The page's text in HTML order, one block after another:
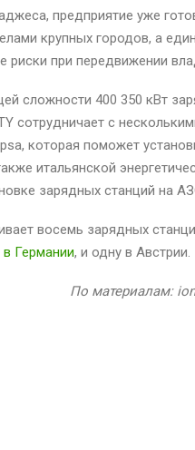
предприятие уже
крупных городов, а
при передвижении
сложности 400 350 кВт
сотрудничает с
которая поможет
итальянской
зарядных станций на
восемь зарядных
Германии, и одну в Австрии.
По материалам: